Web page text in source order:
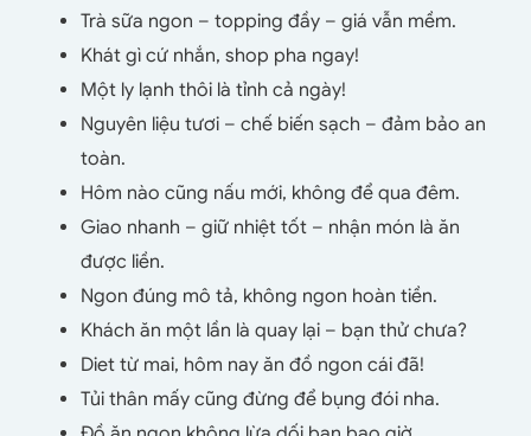
Trà sữa ngon – topping đầy – giá vẫn mềm.
Khát gì cứ nhắn, shop pha ngay!
Một ly lạnh thôi là tỉnh cả ngày!
Nguyên liệu tươi – chế biến sạch – đảm bảo an
toàn.
Hôm nào cũng nấu mới, không để qua đêm.
Giao nhanh – giữ nhiệt tốt – nhận món là ăn
được liền.
Ngon đúng mô tả, không ngon hoàn tiền.
Khách ăn một lần là quay lại – bạn thử chưa?
Diet từ mai, hôm nay ăn đồ ngon cái đã!
Tủi thân mấy cũng đừng để bụng đói nha.